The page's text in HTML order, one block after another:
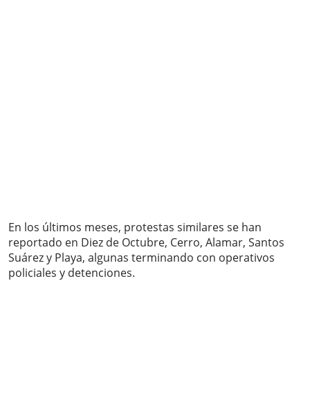
En los últimos meses, protestas similares se han
reportado en Diez de Octubre, Cerro, Alamar, Santos
Suárez y Playa, algunas terminando con operativos
policiales y detenciones.